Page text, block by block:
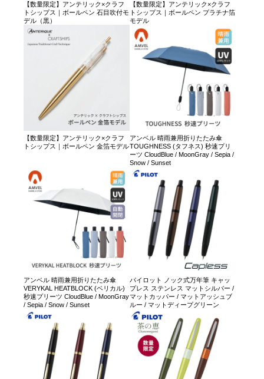
【数量限定】アンテリック×クラフ
トシップス｜ボールペン 石目吹付モ
デル（黒）
【数量限定】アンテリック×クラフ
トシップス｜ボールペン プラチナ箔
モデル
【数量限定】アンテリック×クラフ
トシップス｜ボールペン 金箔モデル
アンベル 晴雨兼用折りたたみ傘
TOUGHNESS (タフネス) 秒速プリ
ーツ CloudBlue / MoonGray / Sepia /
Snow / Sunset
アンベル 晴雨兼用折りたたみ傘
VERYKAL HEATBLOCK (ベリカル)
秒速プリーツ CloudBlue / MoonGray
/ Sepia / Snow / Sunset
パイロット ノック式万年筆 キャッ
プレス ステンレス マットシルバー /
マットカッパー / マットアッシュブ
ルー / マットディープグリーン